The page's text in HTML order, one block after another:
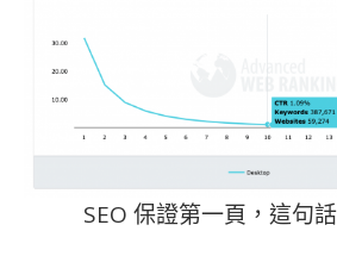
SEO 保證第一頁，這句